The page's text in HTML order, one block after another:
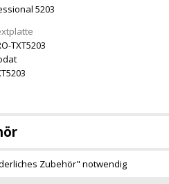
5203
TXT5203
Zubehör" notwendig